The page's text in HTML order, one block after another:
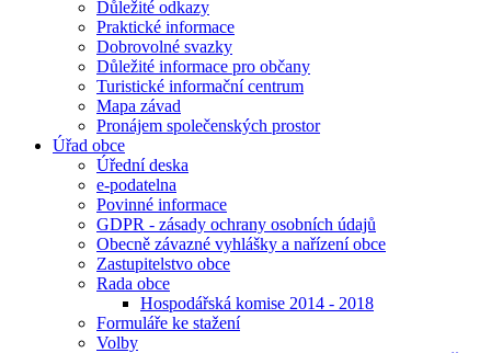
Důležité odkazy
Praktické informace
Dobrovolné svazky
Důležité informace pro občany
Turistické informační centrum
Mapa závad
Pronájem společenských prostor
Úřad obce
Úřední deska
e-podatelna
Povinné informace
GDPR - zásady ochrany osobních údajů
Obecně závazné vyhlášky a nařízení obce
Zastupitelstvo obce
Rada obce
Hospodářská komise 2014 - 2018
Formuláře ke stažení
Volby